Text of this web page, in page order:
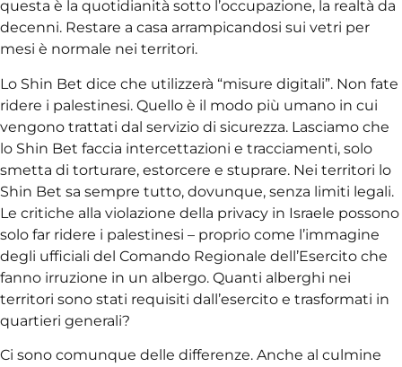
questa è la quotidianità sotto l’occupazione, la realtà da
decenni. Restare a casa arrampicandosi sui vetri per
mesi è normale nei territori.
Lo Shin Bet dice che utilizzerà “misure digitali”. Non fate
ridere i palestinesi. Quello è il modo più umano in cui
vengono trattati dal servizio di sicurezza. Lasciamo che
lo Shin Bet faccia intercettazioni e tracciamenti, solo
smetta di torturare, estorcere e stuprare. Nei territori lo
Shin Bet sa sempre tutto, dovunque, senza limiti legali.
Le critiche alla violazione della privacy in Israele possono
solo far ridere i palestinesi – proprio come l’immagine
degli ufficiali del Comando Regionale dell’Esercito che
fanno irruzione in un albergo. Quanti alberghi nei
territori sono stati requisiti dall’esercito e trasformati in
quartieri generali?
Ci sono comunque delle differenze. Anche al culmine